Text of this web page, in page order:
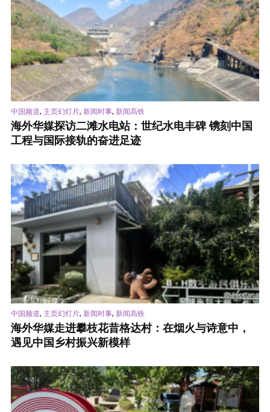
中国频道, 主页幻灯片, 新闻时事, 新闻高铁
海外华媒探访二滩水电站：世纪水电丰碑 镌刻中国
工程与国际接轨的奋进足迹
中国频道, 主页幻灯片, 新闻时事, 新闻高铁
海外华媒走进攀枝花昔格达村：在烟火与诗意中，
遇见中国乡村振兴新模样